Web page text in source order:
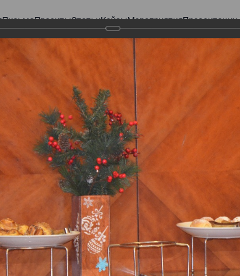
ПисьмаПроектыСтатьиКейсыМероприятияПрезентации
норм Закона «О ТРАНСФЕРТНОМ ЦЕНООБРАЗОВАНИИ»
норм Закона «О
ТРАНСФЕРТНОМ ЦЕНООБРАЗОВАНИИ»